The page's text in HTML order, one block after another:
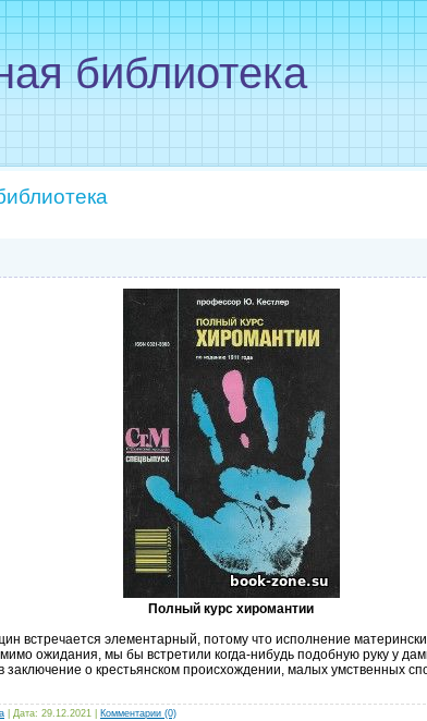
библиотека
Полный курс хиромантии
встречается элементарный, потому что исполнение
ожидания, мы бы встретили когда-нибудь подобную руку у
о крестьянском происхождении, малых умственных
| Дата: 29.12.2021 Комментарии (0)